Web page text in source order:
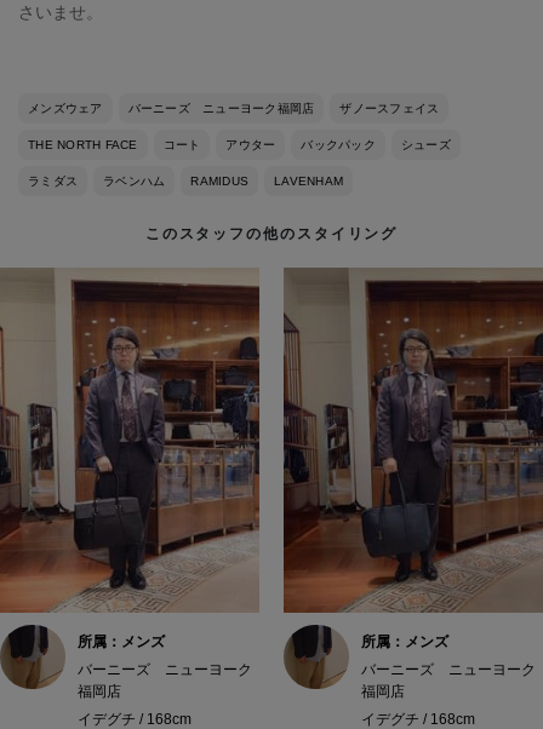
さいませ。
メンズウェア バーニーズ ニューヨーク福岡店 ザノースフェイス
THE NORTH FACE コート アウター バックパック シューズ
ラミダス ラベンハム RAMIDUS LAVENHAM
このスタッフの他のスタイリング
所属：メンズ
バーニーズ ニューヨーク
福岡店
イデグチ / 168cm
所属：メンズ
バーニーズ ニューヨーク
福岡店
イデグチ / 168cm